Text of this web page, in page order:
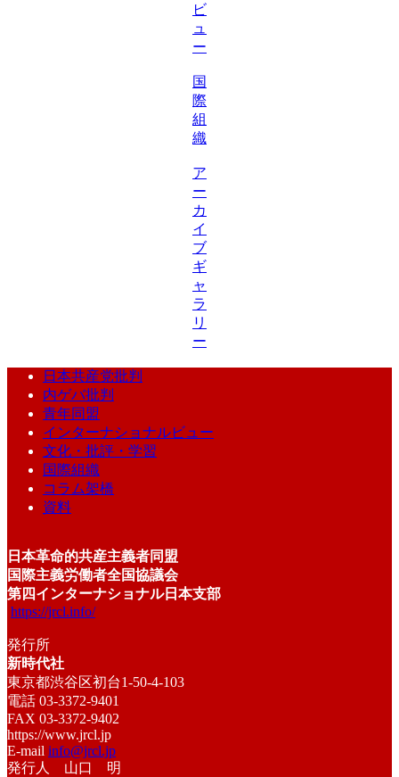
ビ
ュ
ー
国
際
組
織
ア
ー
カ
イ
ブ
ギ
ャ
ラ
リ
ー
日本共産党批判
内ゲバ批判
青年同盟
インターナショナルビュー
文化・批評・学習
国際組織
コラム架橋
資料
日本革命的共産主義者同盟
国際主義労働者全国協議会
第四インターナショナル日本支部
https://jrcl.info/
発行所
新時代社
東京都渋谷区初台1-50-4-103
電話 03-3372-9401
FAX 03-3372-9402
https://www.jrcl.jp
E-mail info@jrcl.jp
発行人 山口 明